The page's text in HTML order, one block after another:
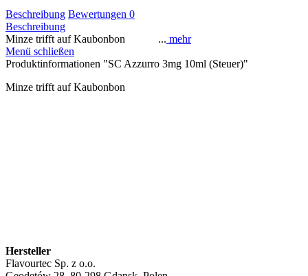
Beschreibung Bewertungen 0
Beschreibung
Minze trifft auf Kaubonbon ... mehr
Menü schließen
Produktinformationen "SC Azzurro 3mg 10ml (Steuer)"
Minze trifft auf Kaubonbon
Hersteller
Flavourtec Sp. z o.o.